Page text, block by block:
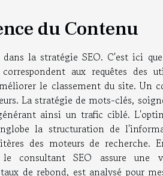
du Contenu
la stratégie SEO. C'est ici
aux requêtes des
le classement du site. Un
La stratégie de mots-clés,
générant ainsi un trafic ciblé.
la structuration de
des moteurs de
le consultant SEO assure
de rebond, est analysé pour